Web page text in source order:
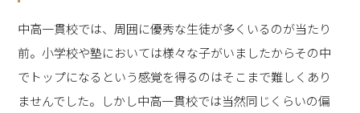
中高一貫校では、周囲に優秀な生徒が多くいるのが当たり
前。小学校や塾においては様々な子がいましたからその中
でトップになるという感覚を得るのはそこまで難しくあり
ませんでした。しかし中高一貫校では当然同じくらいの偏